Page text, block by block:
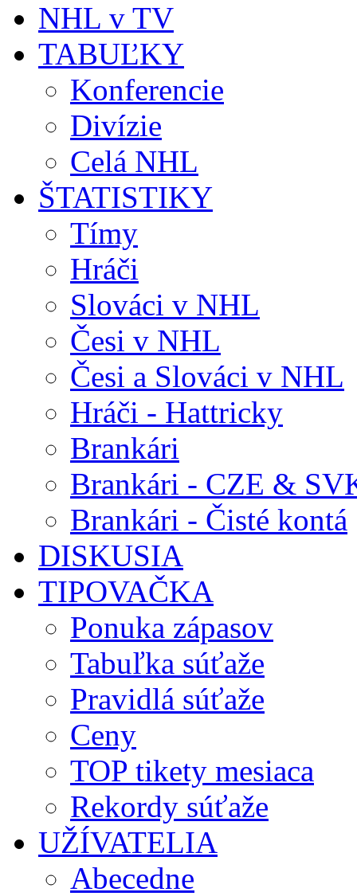
NHL v TV
TABUĽKY
Konferencie
Divízie
Celá NHL
ŠTATISTIKY
Tímy
Hráči
Slováci v NHL
Česi v NHL
Česi a Slováci v NHL
Hráči - Hattricky
Brankári
Brankári - CZE &
Brankári - Čisté kontá
DISKUSIA
TIPOVAČKA
Ponuka zápasov
Tabuľka súťaže
Pravidlá súťaže
Ceny
TOP tikety mesiaca
Rekordy súťaže
UŽÍVATELIA
Abecedne